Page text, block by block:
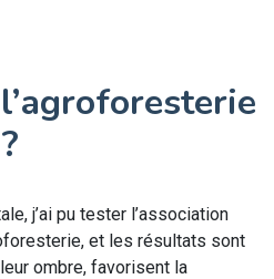
j’ai pu tester l’association
et les résultats sont
ombre, favorisent la